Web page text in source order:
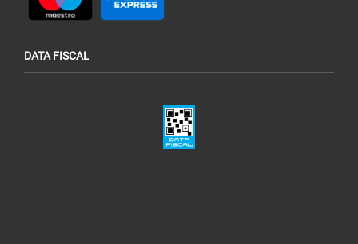
DATA FISCAL